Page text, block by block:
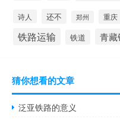
诗人 还不 郑州 重庆
铁路运输 铁道 青藏
猜你想看的文章
泛亚铁路的意义